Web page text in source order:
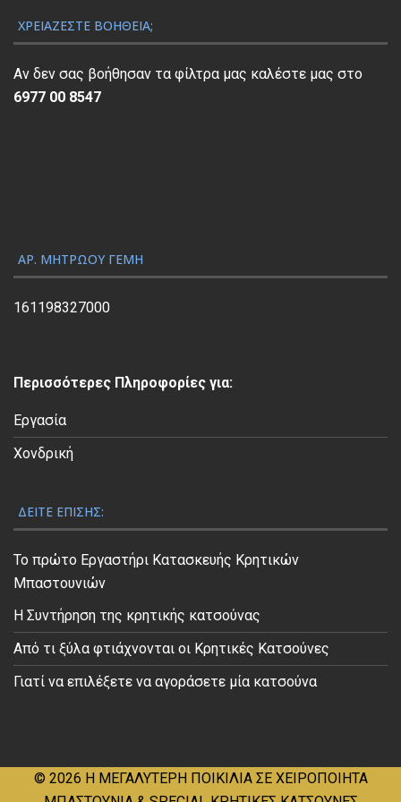
ν
α
π
α
ς
Β
ί
ο
ΧΡΕΙΆΖΕΣΤΕ ΒΟΉΘΕΙΑ;
Αν δεν σας βοήθησαν τα φίλτρα μας καλέστε μας στο
6977 00 8547
ΑΡ. ΜΗΤΡΏΟΥ ΓΕΜΗ
161198327000
Περισσότερες Πληροφορίες για:
Εργασία
Χονδρική
ΔΕΊΤΕ ΕΠΊΣΗΣ:
Το πρώτο Εργαστήρι Κατασκευής Κρητικών
Μπαστουνιών
Η Συντήρηση της κρητικής κατσούνας
Από τι ξύλα φτιάχνονται οι Κρητικές Κατσούνες
Γιατί να επιλέξετε να αγοράσετε μία κατσούνα
© 2026 Η ΜΕΓΑΛΥΤΕΡΗ ΠΟΙΚΙΛΙΑ ΣΕ ΧΕΙΡΟΠΟΙΗΤΑ